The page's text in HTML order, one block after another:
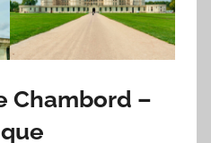
Chambord –